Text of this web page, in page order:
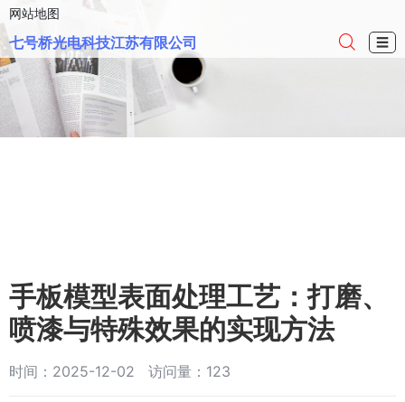
网站地图
七号桥光电科技江苏有限公司 ☰
手板模型表面处理工艺：打磨、
喷漆与特殊效果的实现方法
时间：2025-12-02 访问量：123